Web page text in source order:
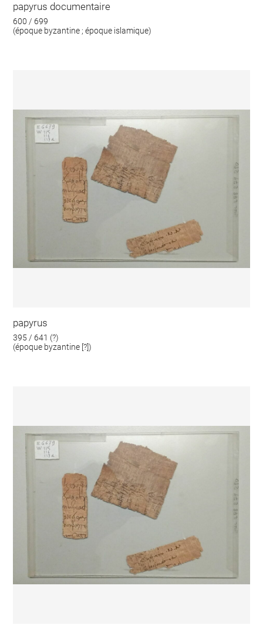
papyrus documentaire
600 / 699
(époque byzantine ; époque islamique)
papyrus
395 / 641 (?)
(époque byzantine [?])